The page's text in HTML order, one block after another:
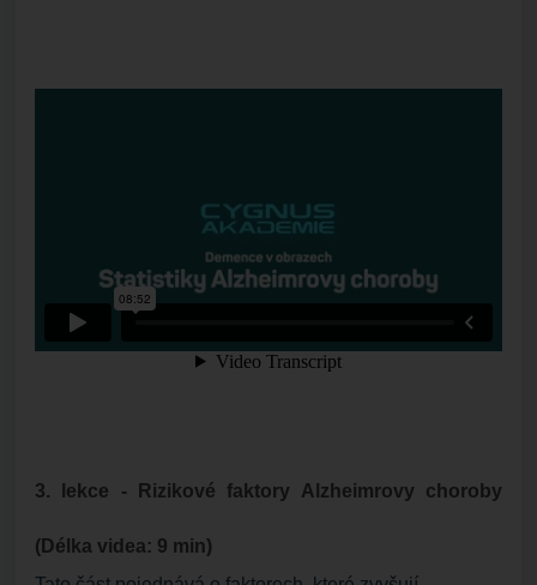
3. lekce - Rizikové faktory Alzheimrovy choroby
(Délka videa: 9 min)